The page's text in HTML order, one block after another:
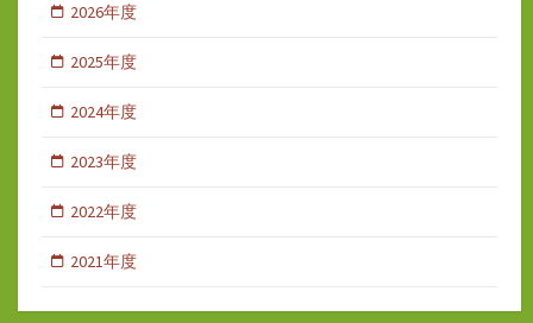
2026年度
2025年度
2024年度
2023年度
2022年度
2021年度